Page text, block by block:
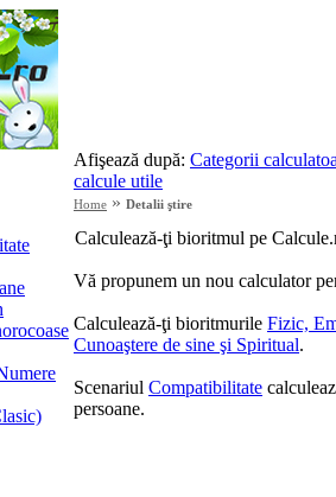
Afişează după: Categorii
calcule utile
Home » Detalii ştire
Calculează-ţi bioritmul pe
Vă propunem un nou calculator
Calculează-ţi bioritmurile Fizic,
Cunoaştere de sine şi Spiritual.
Scenariul Compatibilitate
persoane.